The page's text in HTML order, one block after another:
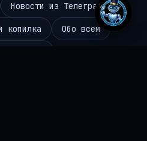
Новости из Телеграм
копилка Обо всем